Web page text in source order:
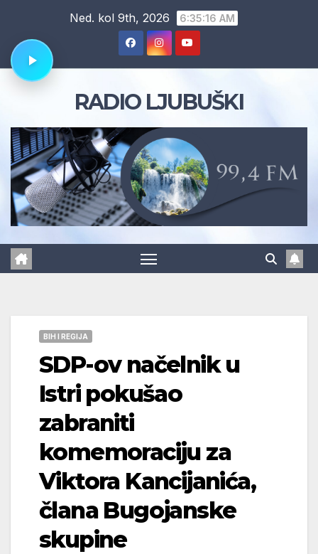
content
Ned. kol 9th, 2026 6:35:17 AM
RADIO LJUBUŠKI
BIH I REGIJA
SDP-ov načelnik u
Istri pokušao
zabraniti
komemoraciju za
Viktora Kancijanića,
člana Bugojanske
skupine